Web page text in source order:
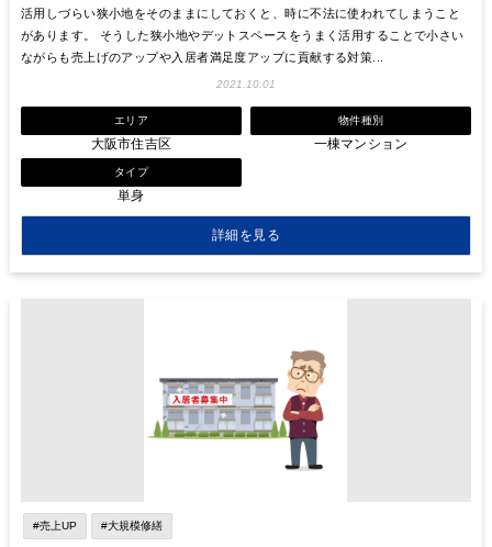
活用しづらい狭小地をそのままにしておくと、時に不法に使われてしまうこと
があります。 そうした狭小地やデットスペースをうまく活用することで小さい
ながらも売上げのアップや入居者満足度アップに貢献する対策...
2021.10.01
エリア
大阪市住吉区
物件種別
一棟マンション
タイプ
単身
詳細を見る
#売上UP #大規模修繕